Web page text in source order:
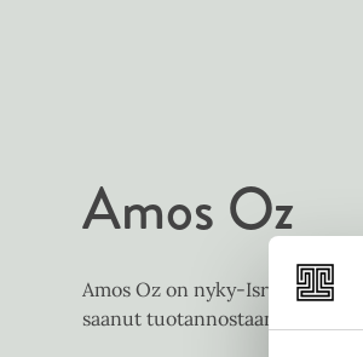
Amos Oz
Amos Oz on nyky-Israelin
saanut tuotannostaan useita